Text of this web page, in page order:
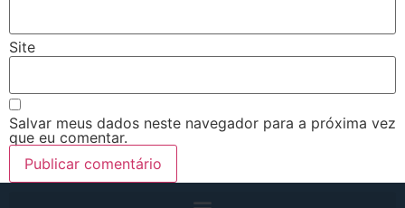
Site
Salvar meus dados neste navegador para a próxima vez
que eu comentar.